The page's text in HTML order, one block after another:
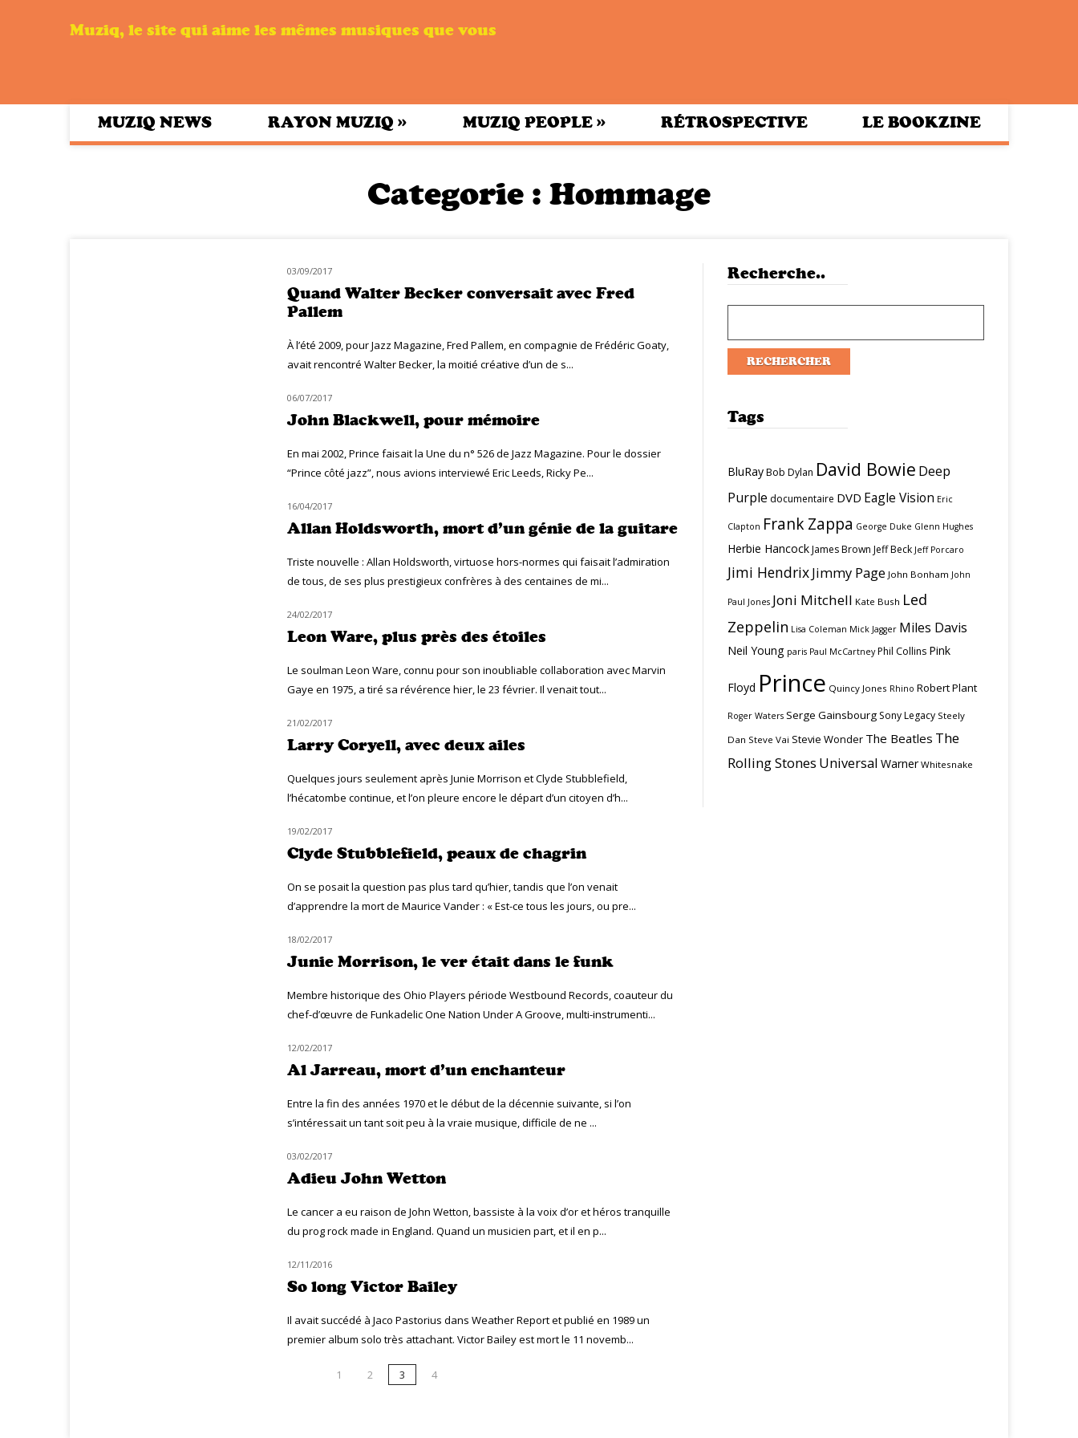
Muziq, le site qui aime les mêmes musiques que vous
MUZIQ NEWS RAYON MUZIQ » MUZIQ PEOPLE » RÉTROSPECTIVE LE BOOKZINE
Categorie : Hommage
03/09/2017
Quand Walter Becker conversait avec Fred
Pallem
À l’été 2009, pour Jazz Magazine, Fred Pallem, en compagnie de Frédéric Goaty,
avait rencontré Walter Becker, la moitié créative d’un de s...
06/07/2017
John Blackwell, pour mémoire
En mai 2002, Prince faisait la Une du n° 526 de Jazz Magazine. Pour le dossier
“Prince côté jazz”, nous avions interviewé Eric Leeds, Ricky Pe...
16/04/2017
Allan Holdsworth, mort d’un génie de la guitare
Triste nouvelle : Allan Holdsworth, virtuose hors-normes qui faisait l’admiration
de tous, de ses plus prestigieux confrères à des centaines de mi...
24/02/2017
Leon Ware, plus près des étoiles
Le soulman Leon Ware, connu pour son inoubliable collaboration avec Marvin
Gaye en 1975, a tiré sa révérence hier, le 23 février. Il venait tout...
21/02/2017
Larry Coryell, avec deux ailes
Quelques jours seulement après Junie Morrison et Clyde Stubblefield,
l’hécatombe continue, et l’on pleure encore le départ d’un citoyen d’h...
19/02/2017
Clyde Stubblefield, peaux de chagrin
On se posait la question pas plus tard qu’hier, tandis que l’on venait
d’apprendre la mort de Maurice Vander : « Est-ce tous les jours, ou pre...
18/02/2017
Junie Morrison, le ver était dans le funk
Membre historique des Ohio Players période Westbound Records, coauteur du
chef-d’œuvre de Funkadelic One Nation Under A Groove, multi-instrumenti...
12/02/2017
Al Jarreau, mort d’un enchanteur
Entre la fin des années 1970 et le début de la décennie suivante, si l’on
s’intéressait un tant soit peu à la vraie musique, difficile de ne ...
03/02/2017
Adieu John Wetton
Le cancer a eu raison de John Wetton, bassiste à la voix d’or et héros tranquille
du prog rock made in England. Quand un musicien part, et il en p...
12/11/2016
So long Victor Bailey
Il avait succédé à Jaco Pastorius dans Weather Report et publié en 1989 un
premier album solo très attachant. Victor Bailey est mort le 11 novemb...
1 2 3 4
Recherche..
Tags
BluRay Bob Dylan David Bowie Deep
Purple documentaire DVD Eagle Vision Eric
Clapton Frank Zappa George Duke Glenn Hughes
Herbie Hancock James Brown Jeff Beck Jeff Porcaro
Jimi HendrixJimmy Page John Bonham John
Paul Jones Joni Mitchell Kate Bush Led
Zeppelin Lisa Coleman Mick Jagger Miles Davis
Neil Young paris Paul McCartney Phil Collins Pink
Floyd Prince Quincy Jones Rhino Robert Plant
Roger Waters Serge Gainsbourg Sony Legacy Steely
Dan Steve Vai Stevie Wonder The Beatles The
Rolling Stones Universal Warner Whitesnake